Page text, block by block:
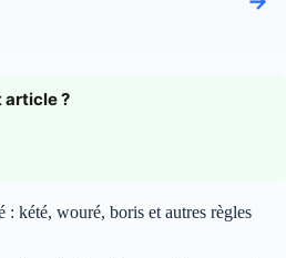
article ?
: kété, wouré, boris et autres règles